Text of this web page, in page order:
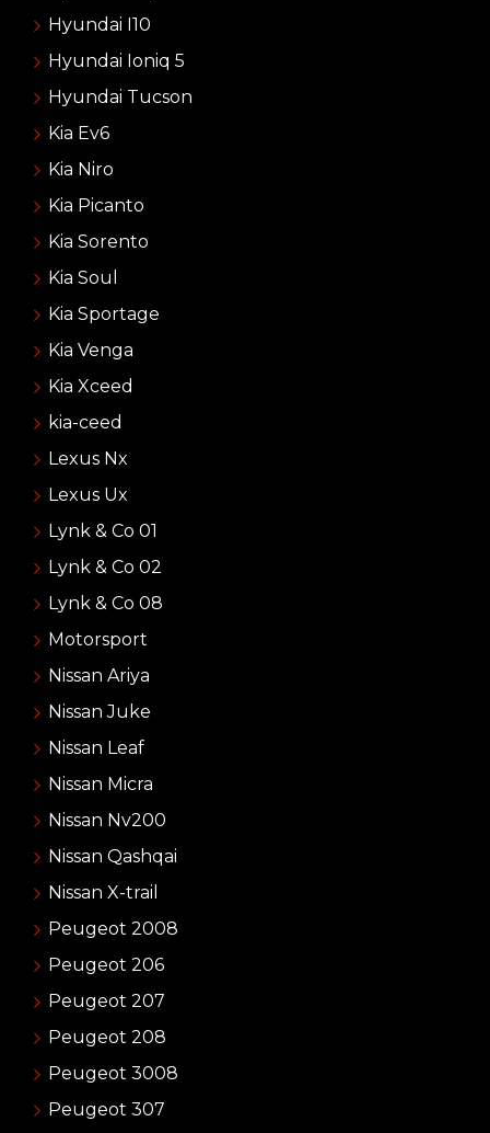
Hyundai I10
Hyundai Ioniq 5
Hyundai Tucson
Kia Ev6
Kia Niro
Kia Picanto
Kia Sorento
Kia Soul
Kia Sportage
Kia Venga
Kia Xceed
kia-ceed
Lexus Nx
Lexus Ux
Lynk & Co 01
Lynk & Co 02
Lynk & Co 08
Motorsport
Nissan Ariya
Nissan Juke
Nissan Leaf
Nissan Micra
Nissan Nv200
Nissan Qashqai
Nissan X-trail
Peugeot 2008
Peugeot 206
Peugeot 207
Peugeot 208
Peugeot 3008
Peugeot 307